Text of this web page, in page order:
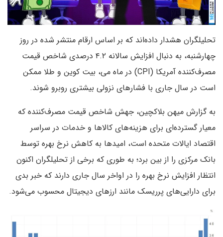
تحلیلگران هشدار داده‌اند که بر اساس ارقام منتشر شده در روز
چهارشنبه، به دنبال افزایش سالانه ۴.۲ درصدی شاخص قیمت
مصرف‌کننده آمریکا (CPI) در ماه می، بیت کوین و طلا ممکن
است در سال جاری با فشارهای نزولی بیشتری روبرو شوند.
به گزارش میهن بلاکچین، جهش شاخص قیمت مصرف‌کننده که
معیار گسترده‌ای برای هزینه‌های کالاها و خدمات در سراسر
اقتصاد ایالات متحده است، امیدها به کاهش نرخ بهره توسط
بانک مرکزی را از بین برد؛ به طوری که برخی از تحلیلگران اکنون
انتظار افزایش نرخ بهره را در اواخر سال جاری دارند که خبر بدی
برای دارایی‌های پرریسک مانند ارزهای دیجیتال محسوب می‌شود.